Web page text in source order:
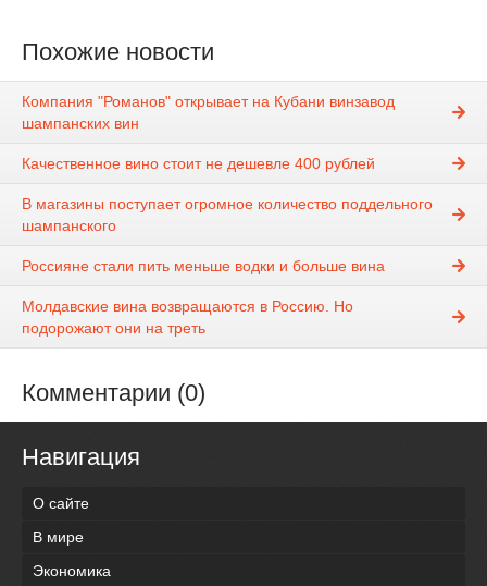
Похожие новости
Компания "Романов" открывает на Кубани винзавод
шампанских вин
Качественное вино стоит не дешевле 400 рублей
В магазины поступает огромное количество поддельного
шампанского
Россияне стали пить меньше водки и больше вина
Молдавские вина возвращаются в Россию. Но
подорожают они на треть
Комментарии (0)
Навигация
О сайте
В мире
Экономика